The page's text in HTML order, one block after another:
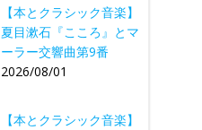
【本とクラシック音楽】
夏目漱石『こころ』とマ
ーラー交響曲第9番
2026/08/01
【本とクラシック音楽】